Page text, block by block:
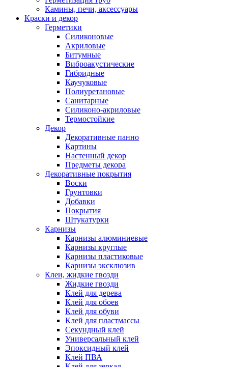
Камины, печи, аксессуары
Краски и декор
Герметики
Силиконовые
Акриловые
Битумные
Виброакустические
Гибридные
Каучуковые
Полиуретановые
Санитарные
Силиконо-акриловые
Термостойкие
Декор
Декоративные панно
Картины
Настенный декор
Предметы декора
Декоративные покрытия
Воски
Грунтовки
Добавки
Покрытия
Штукатурки
Карнизы
Карнизы алюминиевые
Карнизы круглые
Карнизы пластиковые
Карнизы эксклюзив
Клеи, жидкие гвозди
Жидкие гвозди
Клей для дерева
Клей для обоев
Клей для обуви
Клей для пластмассы
Секундный клей
Универсальный клей
Эпоксидный клей
Клей ПВА